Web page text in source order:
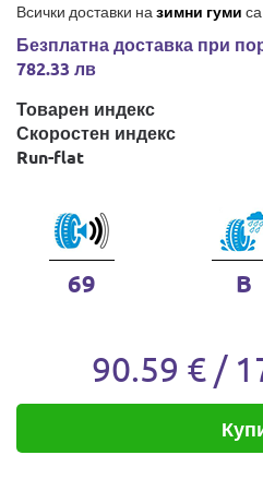
Всички доставки на зимни гуми
Безплатна доставка при
782.33 лв
Товарен индекс
Скоростен индекс
Run-flat
69 B
90.59 € /